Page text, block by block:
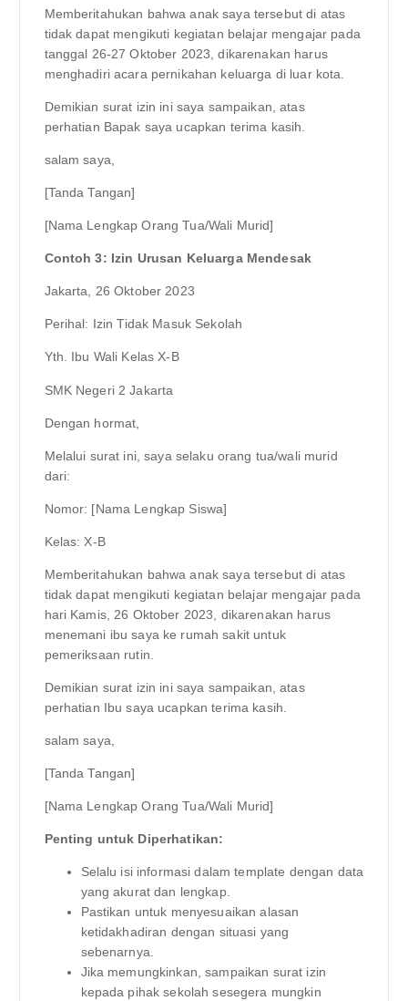
Memberitahukan bahwa anak saya tersebut di atas
tidak dapat mengikuti kegiatan belajar mengajar pada
tanggal 26-27 Oktober 2023, dikarenakan harus
menghadiri acara pernikahan keluarga di luar kota.
Demikian surat izin ini saya sampaikan, atas
perhatian Bapak saya ucapkan terima kasih.
salam saya,
[Tanda Tangan]
[Nama Lengkap Orang Tua/Wali Murid]
Contoh 3: Izin Urusan Keluarga Mendesak
Jakarta, 26 Oktober 2023
Perihal: Izin Tidak Masuk Sekolah
Yth. Ibu Wali Kelas X-B
SMK Negeri 2 Jakarta
Dengan hormat,
Melalui surat ini, saya selaku orang tua/wali murid
dari:
Nomor: [Nama Lengkap Siswa]
Kelas: X-B
Memberitahukan bahwa anak saya tersebut di atas
tidak dapat mengikuti kegiatan belajar mengajar pada
hari Kamis, 26 Oktober 2023, dikarenakan harus
menemani ibu saya ke rumah sakit untuk
pemeriksaan rutin.
Demikian surat izin ini saya sampaikan, atas
perhatian Ibu saya ucapkan terima kasih.
salam saya,
[Tanda Tangan]
[Nama Lengkap Orang Tua/Wali Murid]
Penting untuk Diperhatikan:
Selalu isi informasi dalam template dengan data
yang akurat dan lengkap.
Pastikan untuk menyesuaikan alasan
ketidakhadiran dengan situasi yang
sebenarnya.
Jika memungkinkan, sampaikan surat izin
kepada pihak sekolah sesegera mungkin